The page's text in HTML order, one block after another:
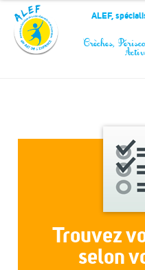
Panneau de gestion des cookies
ALEF,
Crèches,
Trouvez
selon